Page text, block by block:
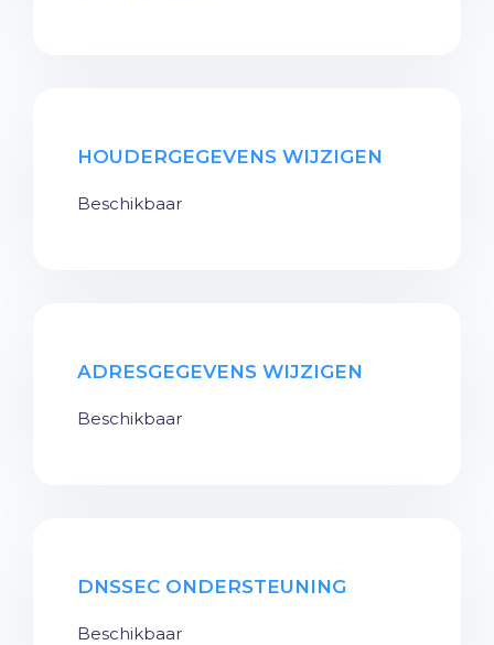
HOUDERGEGEVENS WIJZIGEN
Beschikbaar
ADRESGEGEVENS WIJZIGEN
Beschikbaar
DNSSEC ONDERSTEUNING
Beschikbaar